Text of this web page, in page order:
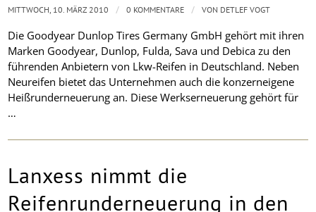
Die Goodyear Dunlop Tires Germany GmbH gehört mit ihren
Marken Goodyear, Dunlop, Fulda, Sava und Debica zu den
führenden Anbietern von Lkw-Reifen in Deutschland. Neben
Neureifen bietet das Unternehmen auch die konzerneigene
Heißrunderneuerung an. Diese Werkserneuerung gehört für
…
MITTWOCH, 10. MÄRZ 2010 / 0 KOMMENTARE / VON DETLEF VOGT
Lanxess nimmt die
Reifenrunderneuerung in den